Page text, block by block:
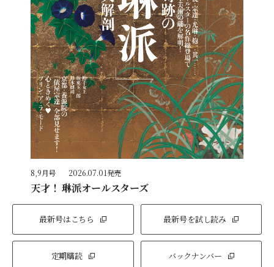
8,9月号 2026.07.01発売
天才！ 琳派オールスターズ
最新号はこちら 最新号を試し読み
定期購読 バックナンバー